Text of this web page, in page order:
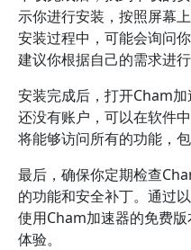
示你进行安装，按照屏幕
安装过程中，可能会询问
建议你根据自己的需求进行
安装完成后，打开Cham
还没有账户，可以在软件
将能够访问所有的功能，
最后，确保你定期检查
的功能和安全补丁。通过
使用Cham加速器的免费
体验。